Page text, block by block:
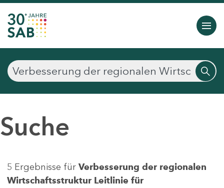
Suche
5 Ergebnisse für Verbesserung der regionalen
Wirtschaftsstruktur Leitlinie für